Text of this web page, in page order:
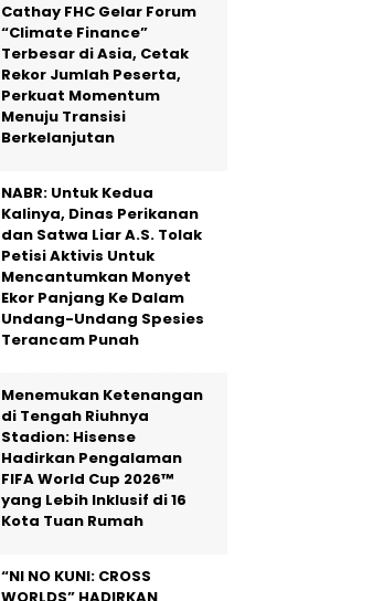
Cathay FHC Gelar Forum
“Climate Finance”
Terbesar di Asia, Cetak
Rekor Jumlah Peserta,
Perkuat Momentum
Menuju Transisi
Berkelanjutan
NABR: Untuk Kedua
Kalinya, Dinas Perikanan
dan Satwa Liar A.S. Tolak
Petisi Aktivis Untuk
Mencantumkan Monyet
Ekor Panjang Ke Dalam
Undang-Undang Spesies
Terancam Punah
Menemukan Ketenangan
di Tengah Riuhnya
Stadion: Hisense
Hadirkan Pengalaman
FIFA World Cup 2026™
yang Lebih Inklusif di 16
Kota Tuan Rumah
“NI NO KUNI: CROSS